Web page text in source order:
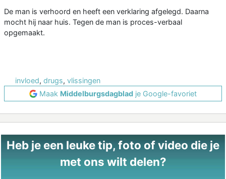
De man is verhoord en heeft een verklaring afgelegd. Daarna
mocht hij naar huis. Tegen de man is proces-verbaal
opgemaakt.
invloed, drugs, vlissingen
Maak Middelburgsdagblad je Google-favoriet
Heb je een leuke tip, foto of video die je
met ons wilt delen?